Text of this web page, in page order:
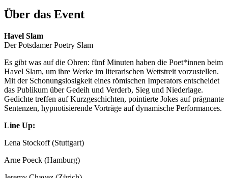
Über das Event
Havel Slam
Der Potsdamer Poetry Slam
Es gibt was auf die Ohren: fünf Minuten haben die Poet*innen beim
Havel Slam, um ihre Werke im literarischen Wettstreit vorzustellen.
Mit der Schonungslosigkeit eines römischen Imperators entscheidet
das Publikum über Gedeih und Verderb, Sieg und Niederlage.
Gedichte treffen auf Kurzgeschichten, pointierte Jokes auf prägnante
Sentenzen, hypnotisierende Vorträge auf dynamische Performances.
Line Up:
Lena Stockoff (Stuttgart)
Arne Poeck (Hamburg)